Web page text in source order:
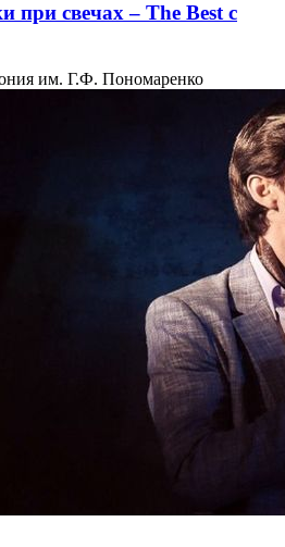
при свечах – The Best с
им. Г.Ф. Пономаренко